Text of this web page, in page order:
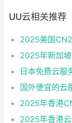
UU云相关推荐
2025年新加
日本免费云服
2025年香港
2025年香港云